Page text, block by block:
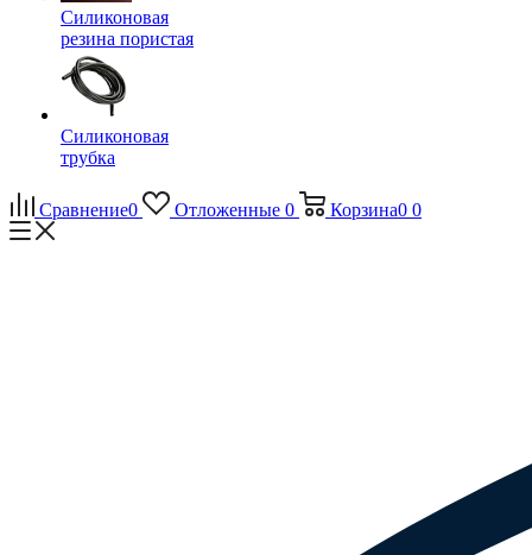
Силиконовая
резина пористая
Силиконовая
трубка
Сравнение0 Отложенные 0 Корзина0 0